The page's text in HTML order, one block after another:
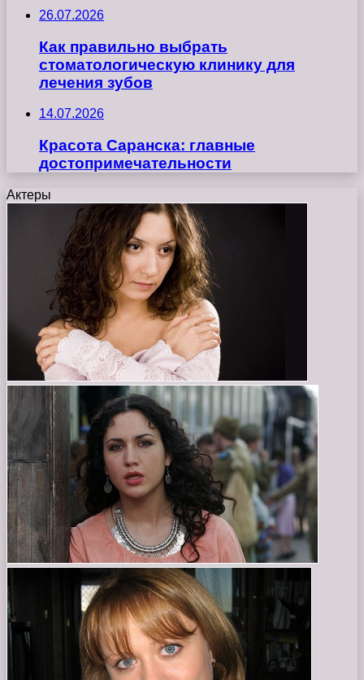
26.07.2026
Как правильно выбрать
стоматологическую клинику для
лечения зубов
14.07.2026
Красота Саранска: главные
достопримечательности
Актеры